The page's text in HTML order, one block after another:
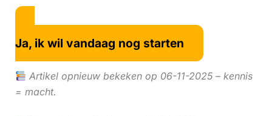
Ja, ik wil vandaag nog starten
Artikel opnieuw bekeken op 06-11-2025 – kennis
= macht.